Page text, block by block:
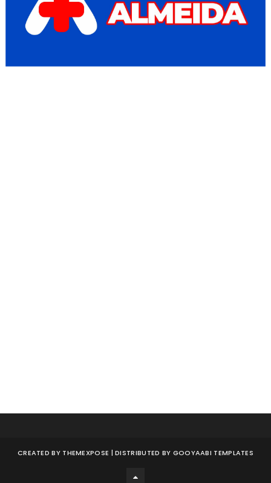
CREATED BY THEMEXPOSE | DISTRIBUTED BY GOOYAABI TEMPLATES